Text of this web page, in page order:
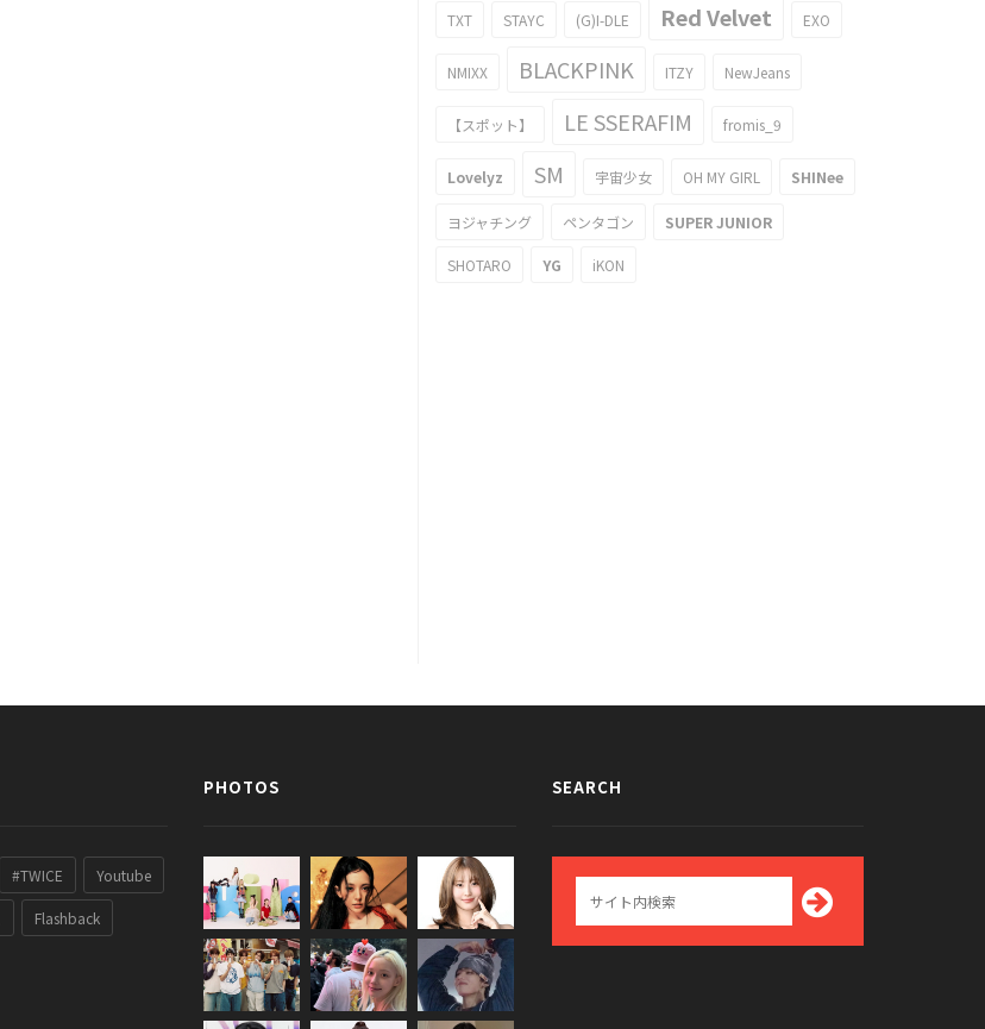
TXT STAYC (G)I-DLE Red Velvet EXO
NMIXX BLACKPINK ITZY NewJeans
【スポット】 LE SSERAFIM fromis_9
Lovelyz SM 宇宙少女 OH MY GIRL SHINee
ヨジャチング ペンタゴン SUPER JUNIOR
SHOTARO YG iKON
#TWICE Youtube
Flashback
PHOTOS SEARCH